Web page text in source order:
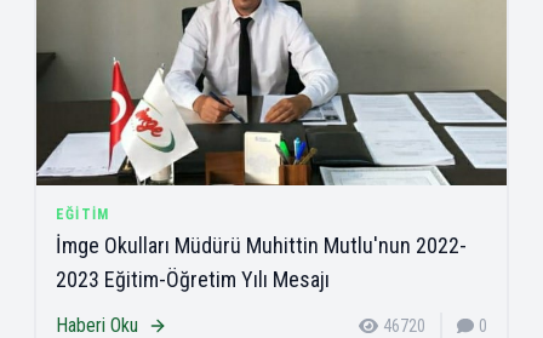
EĞITIM
İmge Okulları Müdürü Muhittin Mutlu'nun 2022-
2023 Eğitim-Öğretim Yılı Mesajı
Haberi Oku 46720 0